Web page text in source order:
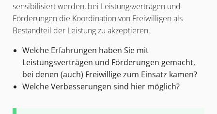
sensibilisiert werden, bei Leistungsverträgen und
Förderungen die Koordination von Freiwilligen als
Bestandteil der Leistung zu akzeptieren.
Welche Erfahrungen haben Sie mit
Leistungsverträgen und Förderungen gemacht,
bei denen (auch) Freiwillige zum Einsatz kamen?
Welche Verbesserungen sind hier möglich?